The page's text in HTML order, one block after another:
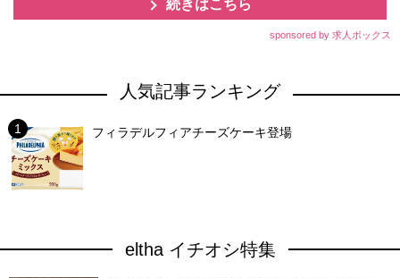
続きはこちら
sponsored by 求人ボックス
人気記事ランキング
フィラデルフィアチーズケーキ登場
eltha イチオシ特集